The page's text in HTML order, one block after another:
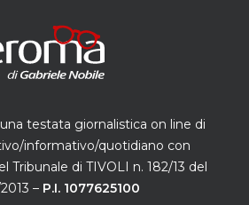
testata giornalistica on line di
informativo/quotidiano con
Tribunale di TIVOLI n. 182/13 del
– P.I. 1077625100